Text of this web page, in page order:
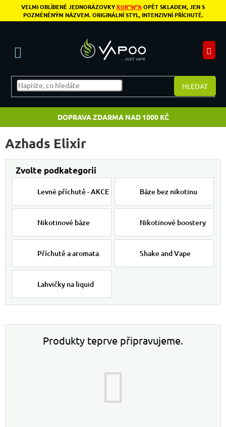
Přejít na obsah
VELMI OBLÍBENÉ JEDNORÁZOVKYKUR"W"AOPĚT SKLADEM, JEN S
POZMĚNĚNÝM NÁZVEM. ORIGINÁLNÍ STYL, INTENZIVNÍ PŘÍCHUTĚ.
HLEDAT
DOPRAVA ZDARMA NAD 1000 KČ
Azhads Elixir
Levné příchutě - AKCE Báze bez nikotinu
Nikotinové báze Nikotinové boostery
Příchutě a aromata Shake and Vape
Lahvičky na liquid
Produkty teprve připravujeme.